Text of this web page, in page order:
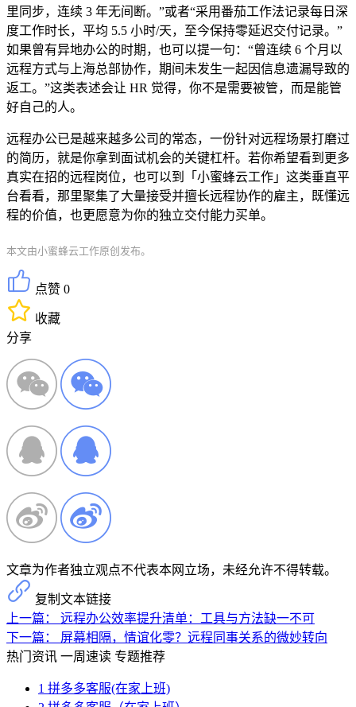
里同步，连续 3 年无间断。”或者“采用番茄工作法记录每日深
度工作时长，平均 5.5 小时/天，至今保持零延迟交付记录。”
如果曾有异地办公的时期，也可以提一句：“曾连续 6 个月以
远程方式与上海总部协作，期间未发生一起因信息遗漏导致的
返工。”这类表述会让 HR 觉得，你不是需要被管，而是能管
好自己的人。
远程办公已是越来越多公司的常态，一份针对远程场景打磨过
的简历，就是你拿到面试机会的关键杠杆。若你希望看到更多
真实在招的远程岗位，也可以到「小蜜蜂云工作」这类垂直平
台看看，那里聚集了大量接受并擅长远程协作的雇主，既懂远
程的价值，也更愿意为你的独立交付能力买单。
本文由小蜜蜂云工作原创发布。
点赞 0
收藏
分享
文章为作者独立观点不代表本网立场，未经允许不得转载。
复制文本链接
上一篇：
远程办公效率提升清单：工具与方法缺一不可
下一篇：
屏幕相隔，情谊化零？远程同事关系的微妙转向
热门资讯 一周速读 专题推荐
1 拼多多客服(在家上班)